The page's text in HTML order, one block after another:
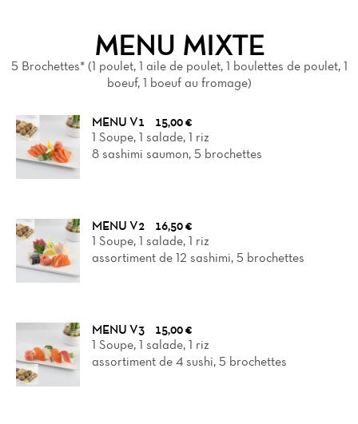
MENU MIXTE
5 Brochettes* (1 poulet, 1 aile de poulet, 1 boulettes de poulet, 1
boeuf, 1 boeuf au fromage)
MENU V1
15,00 €
1 Soupe, 1 salade, 1 riz
8 sashimi saumon, 5 brochettes
MENU V2
16,50 €
1 Soupe, 1 salade, 1 riz
assortiment de 12 sashimi, 5 brochettes
MENU V3
15,00 €
1 Soupe, 1 salade, 1 riz
assortiment de 4 sushi, 5 brochettes